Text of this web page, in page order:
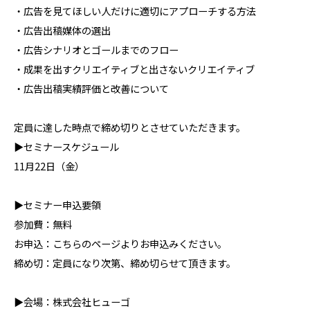
・広告を見てほしい人だけに適切にアプローチする方法
・広告出稿媒体の選出
・広告シナリオとゴールまでのフロー
・成果を出すクリエイティブと出さないクリエイティブ
・広告出稿実績評価と改善について
定員に達した時点で締め切りとさせていただきます。
▶セミナースケジュール
11月22日（金）
▶セミナー申込要領
参加費：無料
お申込：こちらのページよりお申込みください。
締め切：定員になり次第、締め切らせて頂きます。
▶会場：株式会社ヒューゴ